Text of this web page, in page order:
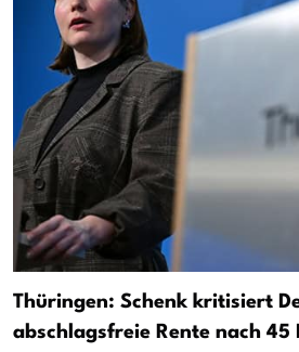
Thüringen: Schenk kritisiert
abschlagsfreie Rente nach 45